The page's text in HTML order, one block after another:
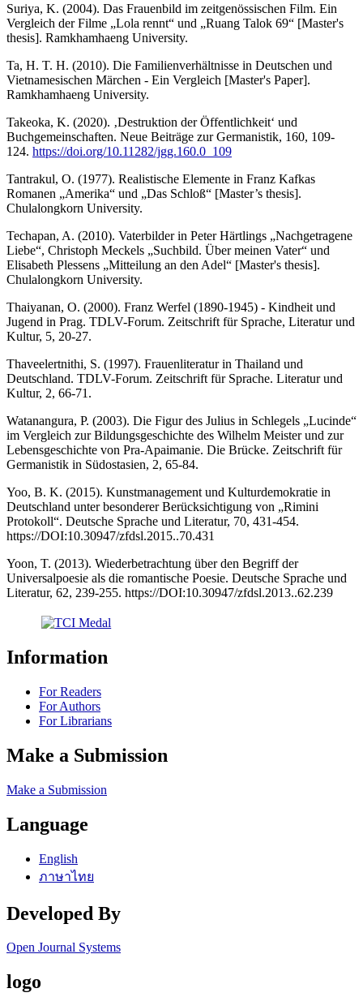
Suriya, K. (2004). Das Frauenbild im zeitgenössischen Film. Ein
Vergleich der Filme „Lola rennt“ und „Ruang Talok 69“ [Master's
thesis]. Ramkhamhaeng University.
Ta, H. T. H. (2010). Die Familienverhältnisse in Deutschen und
Vietnamesischen Märchen - Ein Vergleich [Master's Paper].
Ramkhamhaeng University.
Takeoka, K. (2020). ‚Destruktion der Öffentlichkeit‘ und
Buchgemeinschaften. Neue Beiträge zur Germanistik, 160, 109-
124. https://doi.org/10.11282/jgg.160.0_109
Tantrakul, O. (1977). Realistische Elemente in Franz Kafkas
Romanen „Amerika“ und „Das Schloß“ [Master’s thesis].
Chulalongkorn University.
Techapan, A. (2010). Vaterbilder in Peter Härtlings „Nachgetragene
Liebe“, Christoph Meckels „Suchbild. Über meinen Vater“ und
Elisabeth Plessens „Mitteilung an den Adel“ [Master's thesis].
Chulalongkorn University.
Thaiyanan, O. (2000). Franz Werfel (1890-1945) - Kindheit und
Jugend in Prag. TDLV-Forum. Zeitschrift für Sprache, Literatur und
Kultur, 5, 20-27.
Thaveelertnithi, S. (1997). Frauenliteratur in Thailand und
Deutschland. TDLV-Forum. Zeitschrift für Sprache. Literatur und
Kultur, 2, 66-71.
Watanangura, P. (2003). Die Figur des Julius in Schlegels „Lucinde“
im Vergleich zur Bildungsgeschichte des Wilhelm Meister und zur
Lebensgeschichte von Pra-Apaimanie. Die Brücke. Zeitschrift für
Germanistik in Südostasien, 2, 65-84.
Yoo, B. K. (2015). Kunstmanagement und Kulturdemokratie in
Deutschland unter besonderer Berücksichtigung von „Rimini
Protokoll“. Deutsche Sprache und Literatur, 70, 431-454.
https://DOI:10.30947/zfdsl.2015..70.431
Yoon, T. (2013). Wiederbetrachtung über den Begriff der
Universalpoesie als die romantische Poesie. Deutsche Sprache und
Literatur, 62, 239-255. https://DOI:10.30947/zfdsl.2013..62.239
Information
For Readers
For Authors
For Librarians
Make a Submission
Make a Submission
Language
English
ภาษาไทย
Developed By
Open Journal Systems
logo